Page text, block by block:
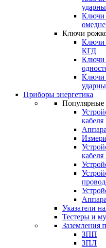
Ключи
Ключи
Ключи
КГД
Ключи
Ключи
Приборы энергетика
Популярные
Указатели
Тестеры и
Заземления
ЗПП
ЗПЛ